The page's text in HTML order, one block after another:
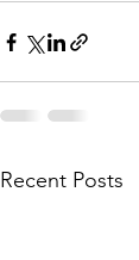
Recent Posts